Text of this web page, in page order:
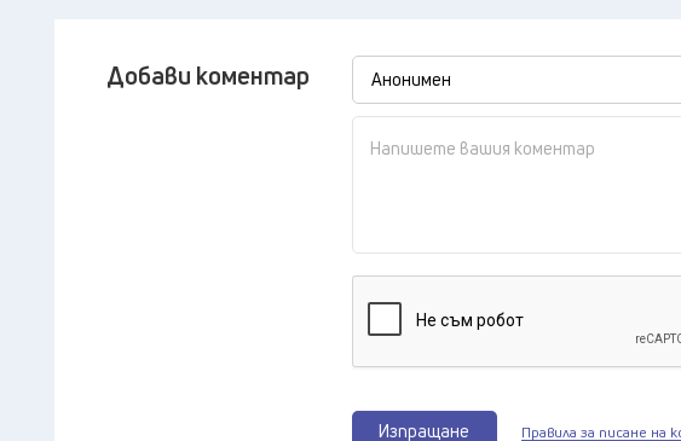
Добави коментар
Изпращане Правила за писане на